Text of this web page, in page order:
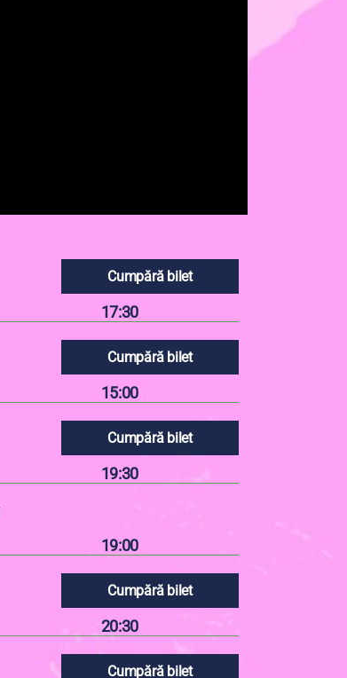
Cumpără bilet
17:30
Cumpără bilet
15:00
Cumpără bilet
19:30
19:00
Cumpără bilet
20:30
Cumpără bilet